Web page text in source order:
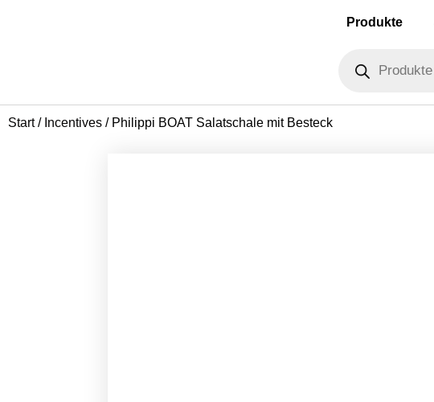
Produkte
Start/ Incentives / Philippi BOAT Salatschale mit Besteck